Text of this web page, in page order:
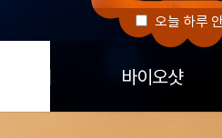
바이오샷
오늘 하루